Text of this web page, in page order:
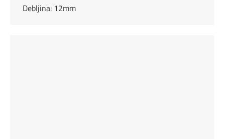
Debljina: 12mm